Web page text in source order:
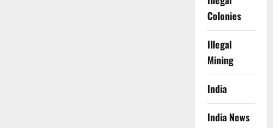
Colonies
Illegal
Mining
India
India News